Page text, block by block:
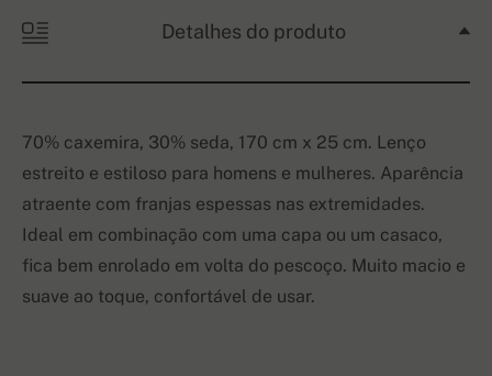
Detalhes do produto
70% caxemira, 30% seda, 170 cm x 25 cm. Lenço
estreito e estiloso para homens e mulheres. Aparência
atraente com franjas espessas nas extremidades.
Ideal em combinação com uma capa ou um casaco,
fica bem enrolado em volta do pescoço. Muito macio e
suave ao toque, confortável de usar.